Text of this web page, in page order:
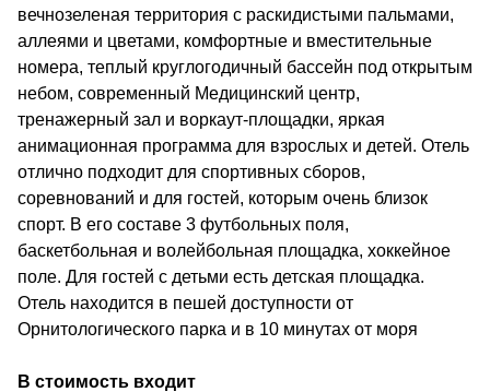
вечнозеленая территория с раскидистыми пальмами,
аллеями и цветами, комфортные и вместительные
номера, теплый круглогодичный бассейн под открытым
небом, современный Медицинский центр,
тренажерный зал и воркаут-площадки, яркая
анимационная программа для взрослых и детей. Отель
отлично подходит для спортивных сборов,
соревнований и для гостей, которым очень близок
спорт. В его составе 3 футбольных поля,
баскетбольная и волейбольная площадка, хоккейное
поле. Для гостей с детьми есть детская площадка.
Отель находится в пешей доступности от
Орнитологического парка и в 10 минутах от моря
В стоимость входит